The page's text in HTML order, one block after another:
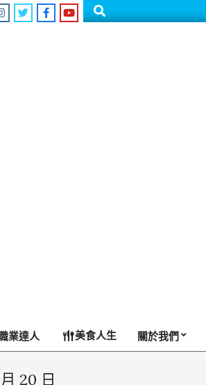
Search
業達人 美食人生 關於我們
20 日